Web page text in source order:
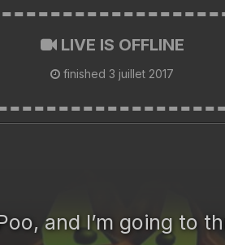
LIVE IS OFFLINE
finished 3 juillet 2017
and I’m going to